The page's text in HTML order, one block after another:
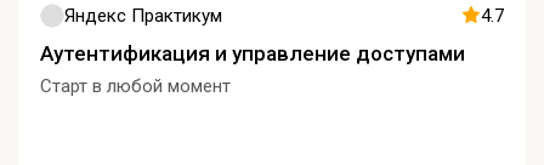
Яндекс Практикум 4.7
Аутентификация и управление доступами
Старт в любой момент